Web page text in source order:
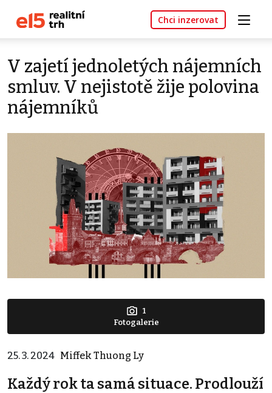
Chci inzerovat
V zajetí jednoletých nájemních
smluv. V nejistotě žije polovina
nájemníků
1
Fotogalerie
25. 3. 2024 Miffek Thuong Ly
Každý rok ta samá situace. Prodlouží